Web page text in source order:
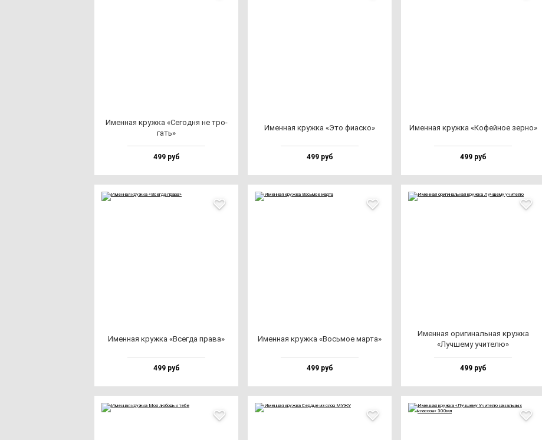
Имен­ная круж­ка «Сегод­ня не тро­
гать»
499 руб
Имен­ная круж­ка «Это фи­ас­ко»
499 руб
Имен­ная круж­ка «Кофей­ное зер­но»
499 руб
Имен­ная круж­ка «Всег­да пра­ва»
499 руб
Имен­ная круж­ка «Вось­мое мар­та»
499 руб
Имен­ная ори­ги­наль­ная круж­ка
«Луч­ше­му учи­те­лю»
499 руб